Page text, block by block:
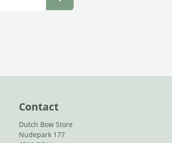
Contact
Dutch Bow Store
Nudepark 177